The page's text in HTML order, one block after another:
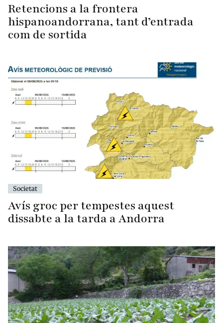
Retencions a la frontera
hispanoandorrana, tant d’entrada
com de sortida
Societat
Avís groc per tempestes aquest
dissabte a la tarda a Andorra